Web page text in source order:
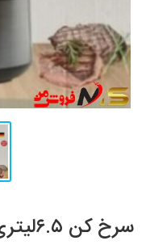
سرخ کن ۶.۵لیتری بوش آلمان